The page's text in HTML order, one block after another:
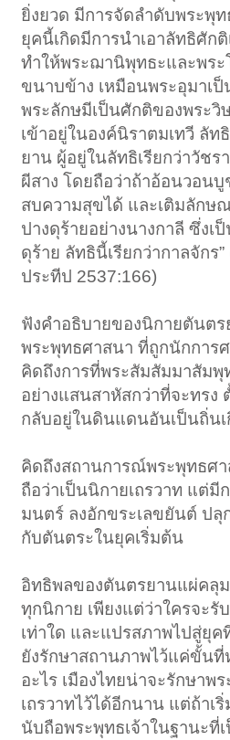
ยิ่งยวด มีการจัดลำดับพระพุ
ยุคนี้เกิดมีการนำเอาลัทธิศัก
ทำให้พระฌานิพุทธะและพระ
ขนาบข้าง เหมือนพระอุมาเ
พระลักษมีเป็นศักติของพระ
เข้าอยู่ในองค์นิราตมเทวี ลัท
ยาน ผู้อยู่ในลัทธิเรียกว่าวัชร
ผีสาง โดยถือว่าถ้าอ้อนวอนบู
สบความสุขได้ และเติมลักษ
ปางดุร้ายอย่างนางกาลี ซึ่งเ
ดุร้าย ลัทธินี้เรียกว่ากาลจักร
ประทีป 2537:166)
ฟังคำอธิบายของนิกายตันตร
พระพุทธศาสนา ที่ถูกนักการ
คิดถึงการที่พระสัมสัมมาสัมพุ
อย่างแสนสาหัสกว่าที่จะทรง
กลับอยู่ในดินแดนอันเป็นถิ่นเ
คิดถึงสถานการณ์พระพุทธศา
ถือว่าเป็นนิกายเถรวาท แต่มี
มนตร์ ลงอักขระเลขยันต์ ปลุ
กับตันตระในยุคเริ่มต้น
อิทธิพลของตันตรยานแผ่คลุ
ทุกนิกาย เพียงแต่ว่าใครจะรั
เท่าใด และแปรสภาพไปสู่ยุค
ยังรักษาสถานภาพไว้แค่ขั้น
อะไร เมืองไทยน่าจะรักษาพ
เถรวาทไว้ได้อีกนาน แต่ถ้าเ
นับถือพระพุทธเจ้าในฐานะที่